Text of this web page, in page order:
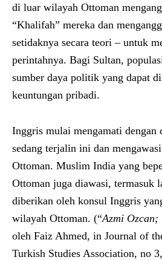
di luar wilayah Ottoman
“Khalifah” mereka dan
setidaknya secara teori – untuk
perintahnya. Bagi Sultan,
sumber daya politik yang dapat
keuntungan pribadi.
Inggris mulai mengamati dengan
sedang terjalin ini dan
Ottoman. Muslim India yang
Ottoman juga diawasi, termasuk
diberikan oleh konsul Inggris
wilayah Ottoman. (“Azmi Ozcan;
oleh Faiz Ahmed, in Journal of
Turkish Studies Association, no